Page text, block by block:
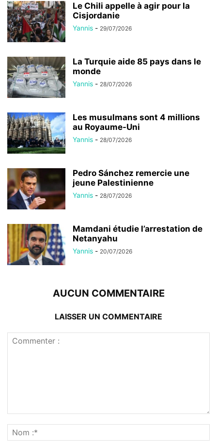
Le Chili appelle à agir pour la
Cisjordanie
Yannis - 29/07/2026
La Turquie aide 85 pays dans le
monde
Yannis - 28/07/2026
Les musulmans sont 4 millions
au Royaume-Uni
Yannis - 28/07/2026
Pedro Sánchez remercie une
jeune Palestinienne
Yannis - 28/07/2026
Mamdani étudie l’arrestation de
Netanyahu
Yannis - 20/07/2026
AUCUN COMMENTAIRE
LAISSER UN COMMENTAIRE